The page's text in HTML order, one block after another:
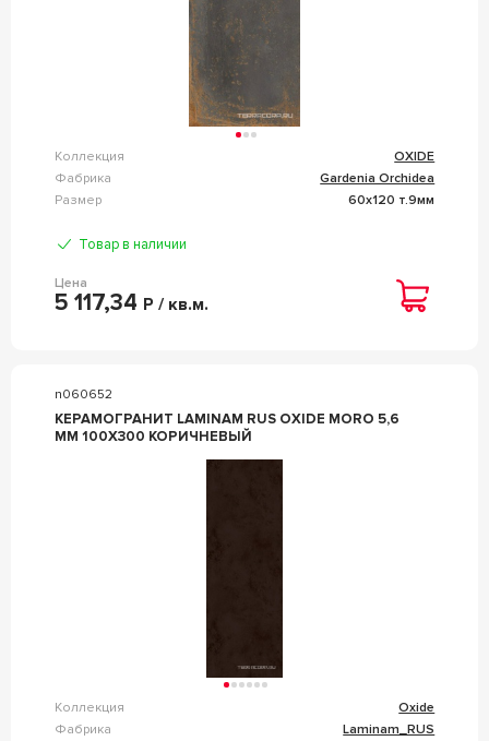
Коллекция
OXIDE
Фабрика
Gardenia Orchidea
Размер
60x120 т.9мм
Товар в наличии
Цена
5 117,34 Р / кв.м.
n060652
КЕРАМОГРАНИТ LAMINAM RUS OXIDE MORO 5,6
MM 100X300 КОРИЧНЕВЫЙ
Коллекция
Oxide
Фабрика
Laminam_RUS